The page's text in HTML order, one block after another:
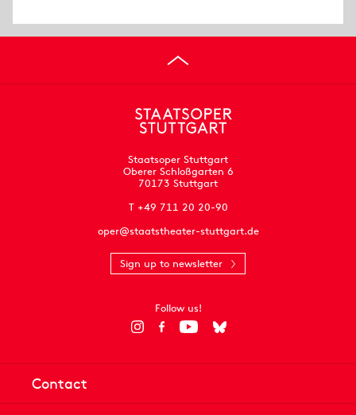
Staatsoper Stuttgart
Oberer Schloßgarten 6
70173 Stuttgart
T +49 711 20 20-90
oper@staatstheater-stuttgart.de
Sign up to newsletter
Follow us!
Contact